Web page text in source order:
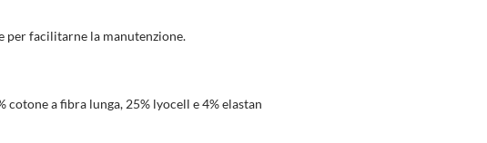
per facilitarne la manutenzione.
a fibra lunga, 25% lyocell e 4% elastan